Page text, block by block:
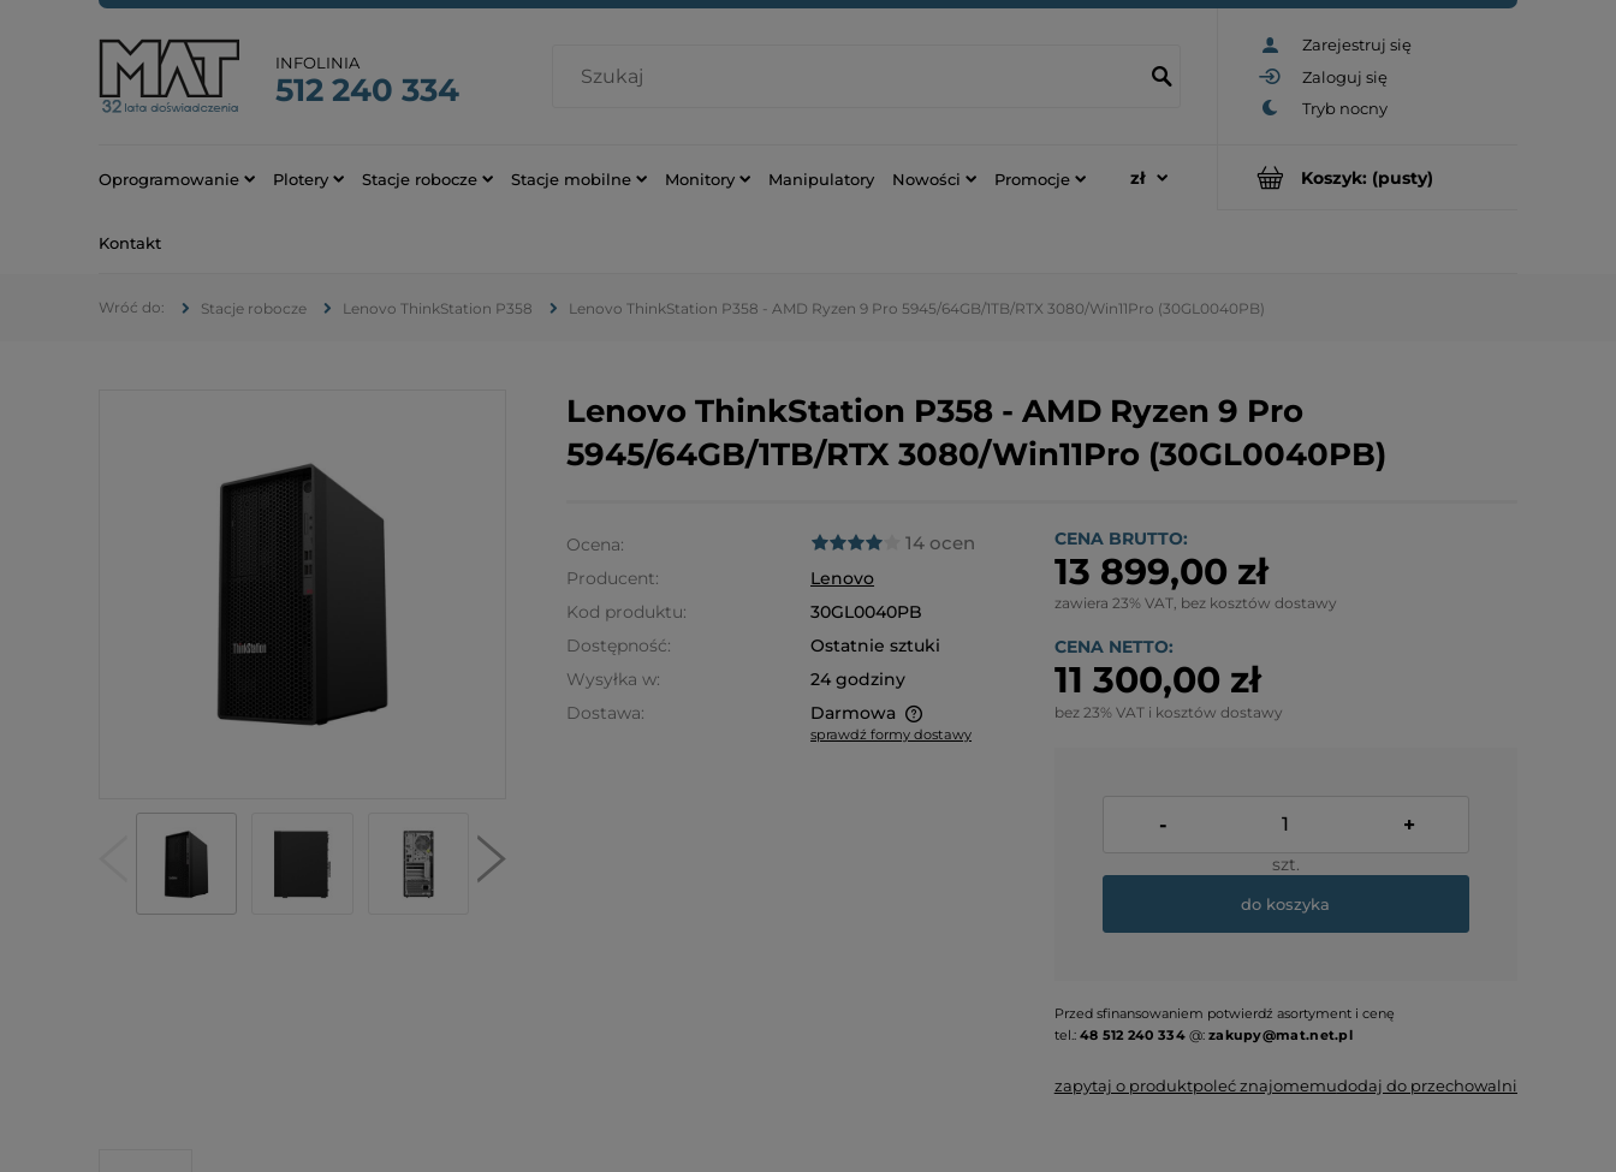
Zarejestruj się
Zaloguj się
INFOLINIA
512 240 334
Koszyk: (pusty)
Oprogramowanie Plotery Stacje robocze Stacje mobilne Monitory Manipulatory Nowości Promocje
Kontakt
Stacje robocze Lenovo ThinkStation P358 Lenovo ThinkStation P358 - AMD Ryzen 9 Pro 5945/64GB/1TB/RTX 3080/Win11Pro (30GL0040PB)
Lenovo ThinkStation P358 - AMD Ryzen 9 Pro
5945/64GB/1TB/RTX 3080/Win11Pro (30GL0040PB)
Ocena: 14 ocen
Producent:
Lenovo
Kod produktu:
30GL0040PB
Dostępność:
Ostatnie sztuki
Wysyłka w:
24 godziny
Dostawa:
Darmowa
sprawdź formy dostawy
CENA BRUTTO:
13 899,00 zł
zawiera 23% VAT, bez kosztów dostawy
CENA NETTO:
11 300,00 zł
bez 23% VAT i kosztów dostawy
- +
szt.
do koszyka
Przed sfinansowaniem potwierdź asortyment i cenę
tel.: 48 512 240 334@: zakupy@mat.net.pl
zapytaj o produktpoleć znajomemudodaj do przechowalni